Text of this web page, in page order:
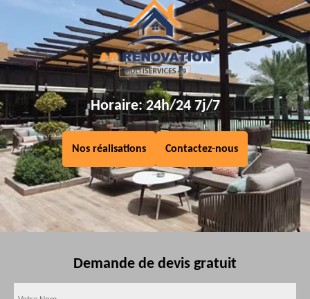
Horaire: 24h/24 7j/7
Nos réalisations Contactez-nous
Demande de devis gratuit